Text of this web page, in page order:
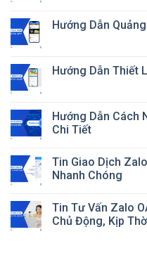
Hướng Dẫn
Hướng Dẫn Thiết
Hướng Dẫn Cách
Chi Tiết
Tin Giao Dịch
Nhanh Chóng
Tin Tư Vấn Zalo
Chủ Động, Kịp